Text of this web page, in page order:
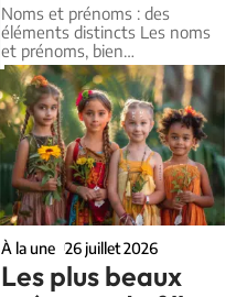
Noms et prénoms : des
éléments distincts Les noms
et prénoms, bien…
À la une 26 juillet 2026
Les plus beaux